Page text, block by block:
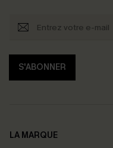
S'ABONNER
LA MARQUE